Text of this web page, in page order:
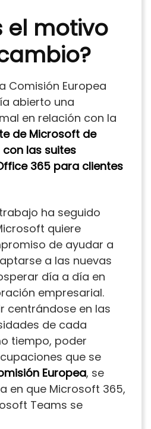
el motivo
Comisión Europea
abierto una
en relación con la
de Microsoft de
las suites
365 para clientes
ha seguido
quiere
de ayudar a
a las nuevas
día a día en
empresarial.
centrándose en las
de cada
tiempo, poder
que se
Europea, se
en que Microsoft 365,
Teams se